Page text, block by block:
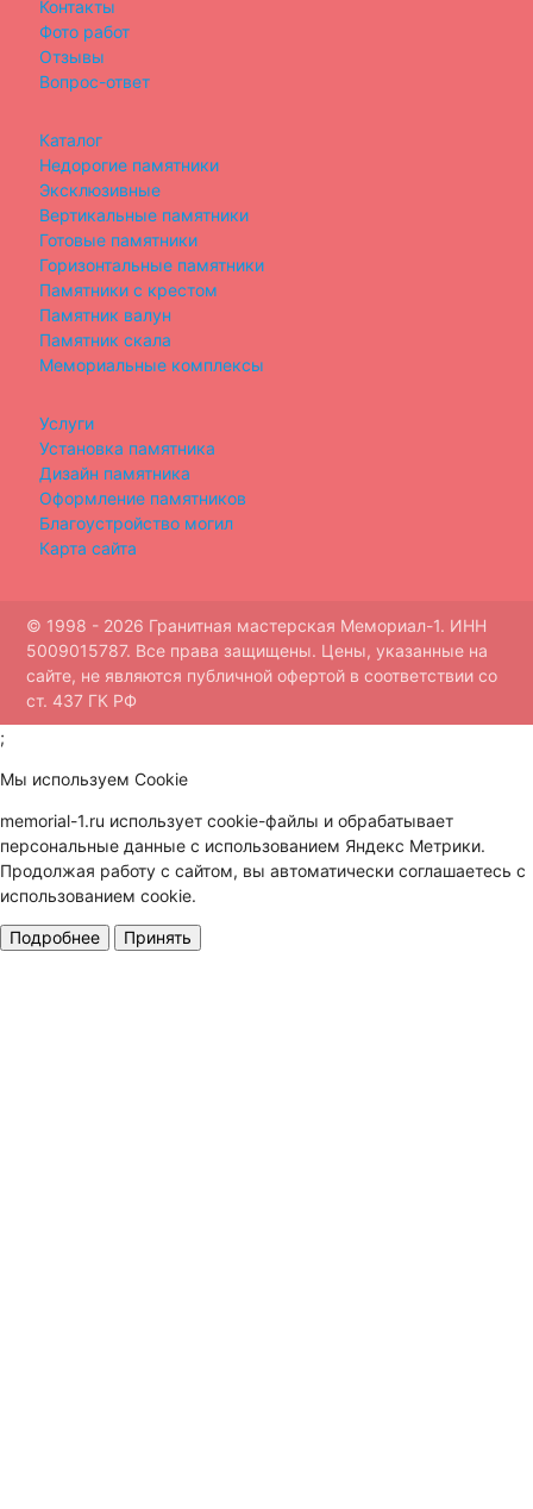
Контакты
Фото работ
Отзывы
Вопрос-ответ
Каталог
Недорогие памятники
Эксклюзивные
Вертикальные памятники
Готовые памятники
Горизонтальные памятники
Памятники с крестом
Памятник валун
Памятник скала
Мемориальные комплексы
Услуги
Установка памятника
Дизайн памятника
Оформление памятников
Благоустройство могил
Карта сайта
© 1998 - 2026 Гранитная мастерская Мемориал-1. ИНН
5009015787. Все права защищены. Цены, указанные на
сайте, не являются публичной офертой в соответствии со
ст. 437 ГК РФ
;
Мы используем Cookie
memorial-1.ru использует cookie-файлы и обрабатывает
персональные данные с использованием Яндекс Метрики.
Продолжая работу с сайтом, вы автоматически соглашаетесь с
использованием cookie.
Подробнее Принять